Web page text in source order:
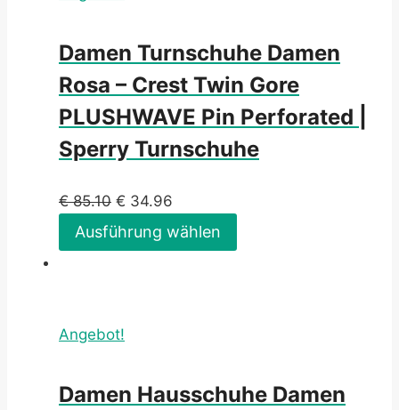
Damen Turnschuhe Damen
Rosa – Crest Twin Gore
PLUSHWAVE Pin Perforated |
Sperry Turnschuhe
€85.10 € 34.96
Ausführung wählen
Angebot!
Damen Hausschuhe Damen